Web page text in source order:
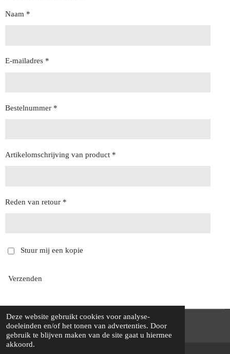
Deze website gebruikt cookies voor analyse-
doeleinden en/of het tonen van advertenties. Door
gebruik te blijven maken van de site gaat u hiermee
akkoord.
Naam *
E-mailadres *
Bestelnummer *
Artikelomschrijving van product *
Reden van retour *
Stuur mij een kopie
Verzenden
© 2021 Cowporation Farmshop